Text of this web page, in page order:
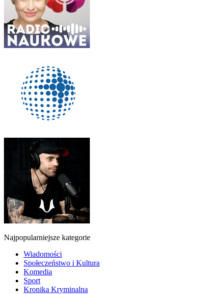
Najpopularniejsze kategorie
Wiadomości
Społeczeństwo i Kultura
Komedia
Sport
Kronika Kryminalna